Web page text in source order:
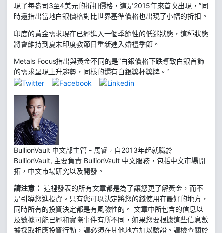
現了每盎司3至4美元的折扣價格，這是2015年來首次出現，”同
時還指出當地白銀價格對比世界基準價格也出現了小幅的折扣。
印度的黃金需求現在已經進入一個季節性的低迷狀態，這種狀態
將會維持到夏末印度教節日重新進入婚禮季節。
Metals Focus指出與黃金不同的是“白銀價格下跌導致白銀首飾
的需求呈現上升趨勢，同樣的還有白銀獎杯獎牌。”
BullionVault 中文部主管 - 馬睿，自2013年起就職於
BullionVault, 主要負責 BullionVault 中文服務，包括中文市場開
拓，中文市場研究以及開發。
請注意： 這裡發表的所有文章都是為了讓您更了解黃金，而不
是引導您進投資。只有您可以決定將您的錢使用在最好的地方，
同時所有的投資決定都是有風險性的。 文章中所包含的信息以
及數據可能已經和實際事件有所不同，如果您要根據這些信息數
據採取相應投資行動，請必須在其他地方加以驗證。請檢查關於